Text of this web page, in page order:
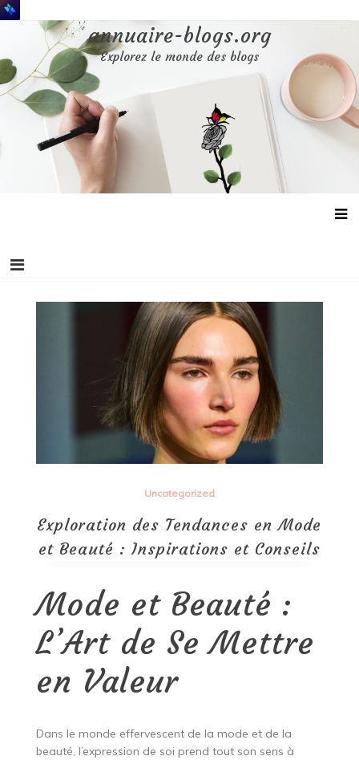
Aller
au
annuaire-blogs.org
Explorez le monde des blogs
Uncategorized
Exploration des Tendances en Mode
et Beauté : Inspirations et Conseils
Mode et Beauté :
L’Art de Se Mettre
en Valeur
Dans le monde effervescent de la mode et de la
beauté, l’expression de soi prend tout son sens à